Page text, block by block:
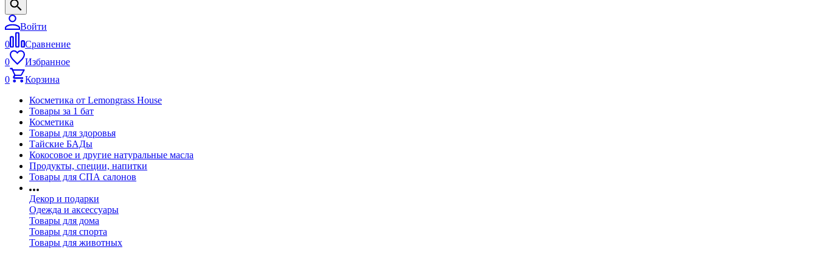
Войти
0
Сравнение
0
Избранное
0
Корзина
Косметика от Lemongrass House
Товары за 1 бат
Косметика
Товары для здоровья
Тайские БАДы
Кокосовое и другие натуральные масла
Продукты, специи, напитки
Товары для СПА салонов
Декор и подарки
Одежда и аксессуары
Товары для дома
Товары для спорта
Товары для животных